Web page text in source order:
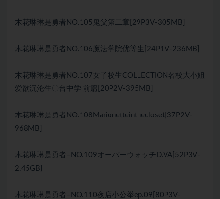
木花琳琳是勇者NO.105鬼父第二章[29P3V-305MB]
木花琳琳是勇者NO.106魔法学院优等生[24P1V-236MB]
木花琳琳是勇者NO.107女子校生COLLECTION名校大小姐
爱欲沉沦生〇台中学·前篇[20P2V-395MB]
木花琳琳是勇者NO.108Marionetteinthecloset[37P2V-
968MB]
木花琳琳是勇者–NO.109オーバーウォッチD.VA[52P3V-
2.45GB]
木花琳琳是勇者–NO.110夜店小公举ep.09[80P3V-